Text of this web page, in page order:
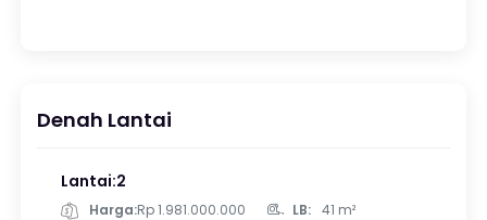
Denah Lantai
Lantai:2
Harga:Rp 1.981.000.000 LB: 41 m²